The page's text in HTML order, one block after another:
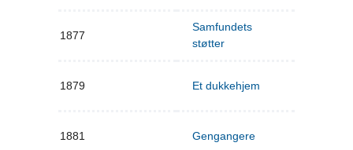
1877
Samfundets
støtter
1879 Et dukkehjem
1881 Gengangere